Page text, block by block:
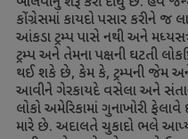
કોંગ્રેસમાં કાયદો પસાર કરીને
આંકડા ટ્રમ્પ પાસે નથી અને
ટ્રમ્પ અને તેમના પક્ષની ઘટતી
થઈ શકે છે, કેમ કે, ટ્રમ્પની જેમ
આવીને ગેરકાયદે વસેલા અને
લોકો અમેરિકામાં ગુનાખોરી
મારે છે. અદાલતે ચુકાદો ભલે